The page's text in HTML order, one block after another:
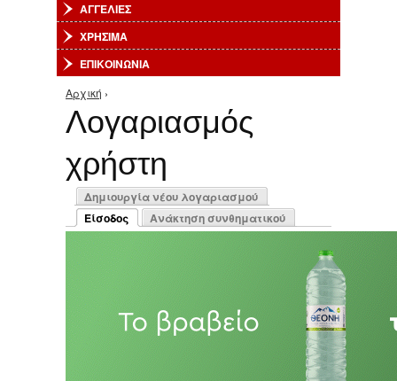
ΑΓΓΕΛΙΕΣ
ΧΡΗΣΙΜΑ
ΕΠΙΚΟΙΝΩΝΙΑ
Είστε εδώ
Αρχική ›
Λογαριασμός
χρήστη
Πρωτεύουσες καρτέλες
Δημιουργία νέου λογαριασμού
Είσοδος
(ενεργή καρτέλα)
Ανάκτηση συνθηματικού